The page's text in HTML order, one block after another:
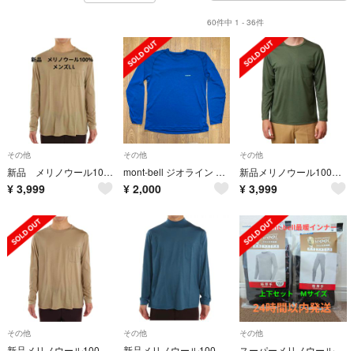
60件中 1 - 36件
その他
新品 メリノウール100% エルケクス メンズLLサイズ アンダーシャツ
¥ 3,999
その他
mont-bell ジオライン L.W.ラウンドネックシャツ Lサイズ ネイビー
¥ 2,000
その他
新品メリノウール100% メンズМサイズ 肌着 アンダーシャツ
¥ 3,999
その他 その他 その他